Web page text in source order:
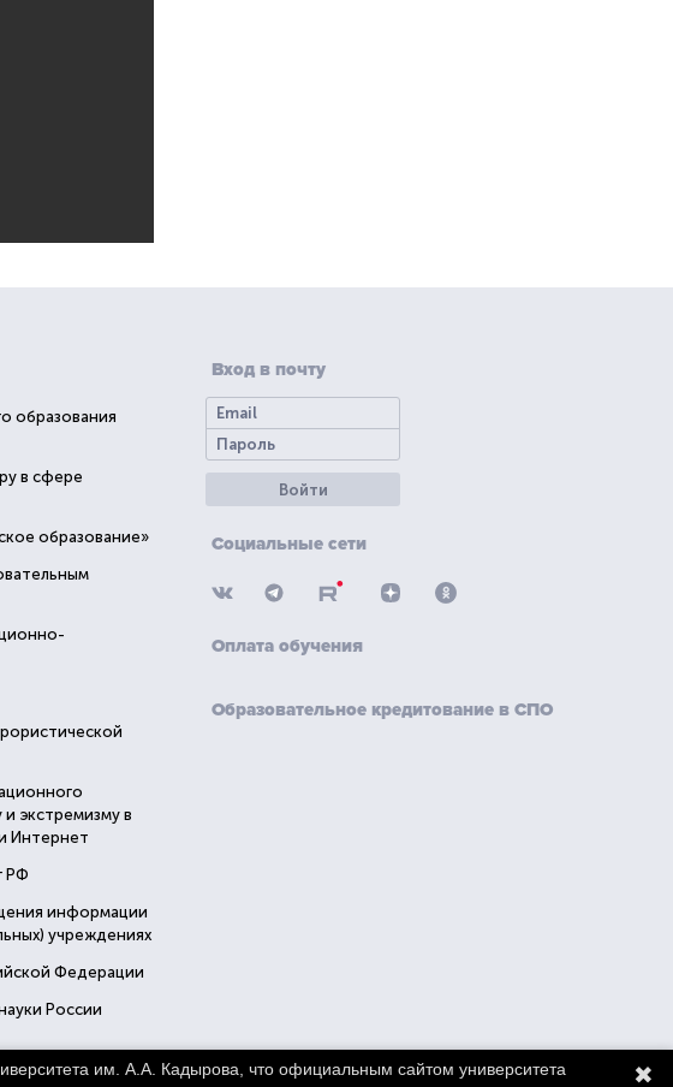
образования
в сфере
образование»
экстремизму в
Интернет
РФ
информации
учреждениях
Федерации
России
Вход в почту
Войти
Социальные сети
Оплата обучения
Образовательное кредитование в СПО
им. А.А. Кадырова, что официальным сайтом университета
✖